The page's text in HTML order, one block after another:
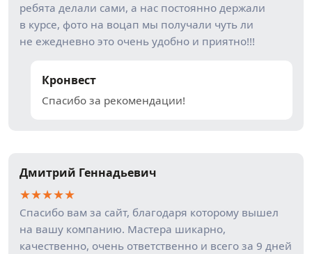
ребята делали сами, а нас постоянно держали
в курсе, фото на воцап мы получали чуть ли
не ежедневно это очень удобно и приятно!!!
Кронвест
Спасибо за рекомендации!
Дмитрий Геннадьевич
★★★★★
Спасибо вам за сайт, благодаря которому вышел
на вашу компанию. Мастера шикарно,
качественно, очень ответственно и всего за 9 дней